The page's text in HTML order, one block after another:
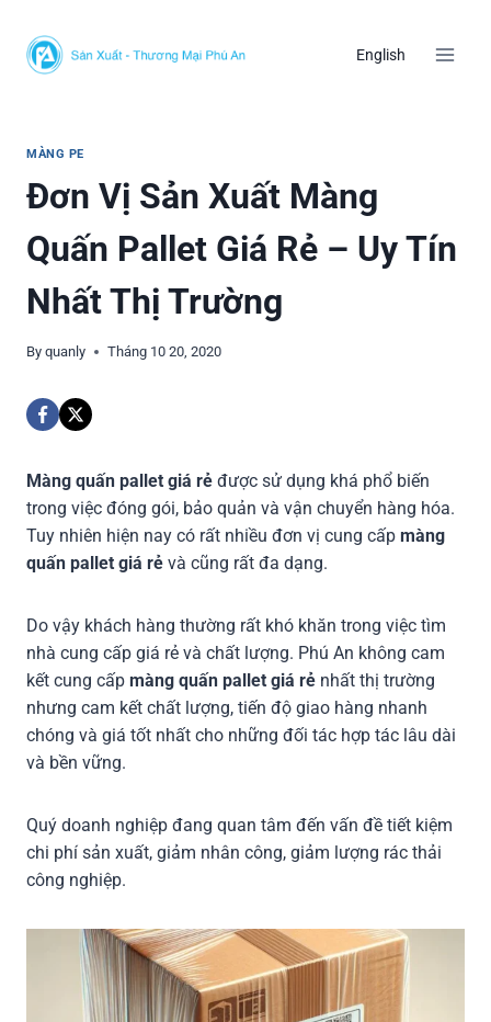
content
English
MÀNG PE
Đơn Vị Sản Xuất Màng
Quấn Pallet Giá Rẻ – Uy Tín
Nhất Thị Trường
By quanly Tháng 10 20, 2020
Màng quấn pallet giá rẻ được sử dụng khá phổ biến
trong việc đóng gói, bảo quản và vận chuyển hàng hóa.
Tuy nhiên hiện nay có rất nhiều đơn vị cung cấp màng
quấn pallet giá rẻ và cũng rất đa dạng.
Do vậy khách hàng thường rất khó khăn trong việc tìm
nhà cung cấp giá rẻ và chất lượng. Phú An không cam
kết cung cấp màng quấn pallet giá rẻ nhất thị trường
nhưng cam kết chất lượng, tiến độ giao hàng nhanh
chóng và giá tốt nhất cho những đối tác hợp tác lâu dài
và bền vững.
Quý doanh nghiệp đang quan tâm đến vấn đề tiết kiệm
chi phí sản xuất, giảm nhân công, giảm lượng rác thải
công nghiệp.